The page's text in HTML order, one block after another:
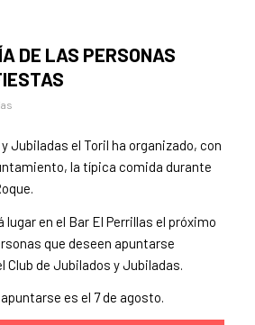
DE LAS PERSONAS
Jubiladas el Toril ha organizado, con
la típica comida durante
en el Bar El Perrillas el próximo
que deseen apuntarse
Club de Jubilados y Jubiladas.
es el 7 de agosto.